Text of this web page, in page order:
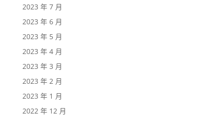
2023 年 7 月
2023 年 6 月
2023 年 5 月
2023 年 4 月
2023 年 3 月
2023 年 2 月
2023 年 1 月
2022 年 12 月